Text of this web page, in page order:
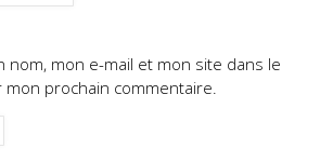
nom, mon e-mail et mon site dans le
prochain commentaire.